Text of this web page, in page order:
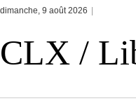
dimanche, 9 août 2026
CLX /